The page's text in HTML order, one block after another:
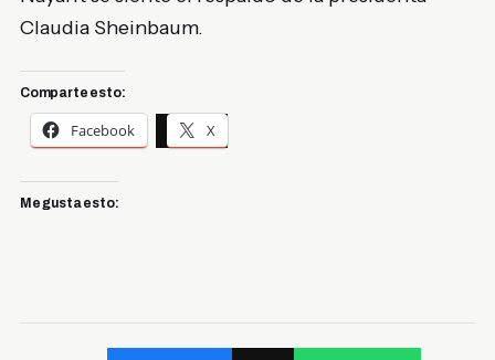
Claudia Sheinbaum.
Comparte esto:
Facebook X
Me gusta esto: